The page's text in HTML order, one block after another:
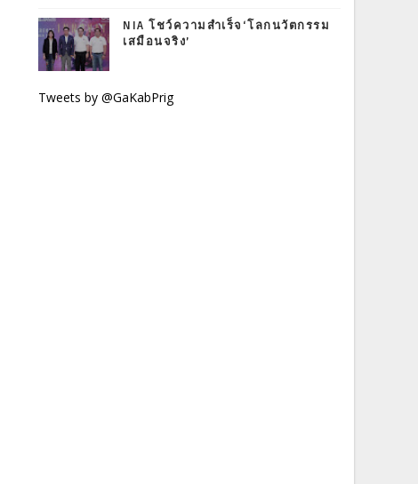
NIA โชว์ความสำเร็จ‘โลกนวัตกรรม
เสมือนจริง’
Tweets by @GaKabPrig